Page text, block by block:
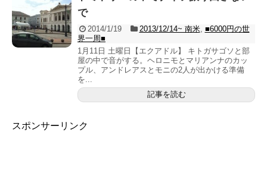
で
2014/1/19 2013/12/14~ 南米, ■6000円の世
界一周■
1月11日 土曜日【エクアドル】 キトガサゴソと部
屋の中で音がする。ヘロニモとマリアンナのカッ
プル、アンドレアスとモニの2人が出かける準備
を...
記事を読む
スポンサーリンク